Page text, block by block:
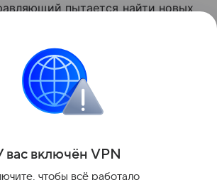
пытается найти новых
стоимость которых превышает
в MAX и Telegram.
Поделиться
вас включён VPN
чтобы всё работало